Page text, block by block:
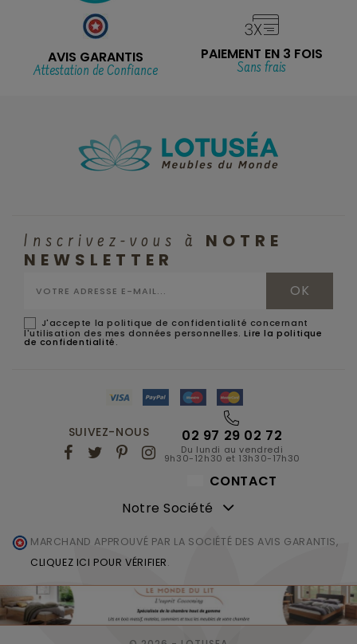
AVIS GARANTIS
Attestation de Confiance
PAIEMENT EN 3 FOIS
Sans frais
Inscrivez-vous à
NOTRE
NEWSLETTER
J'accepte la politique de confidentialité concernant
l'utilisation des mes données personnelles.Lire la politique
de confidentialité.
SUIVEZ-NOUS 02 97 29 02 72
Du lundi au vendredi
9h30-12h30 et 13h30-17h30
CONTACT
Notre Société
MARCHAND APPROUVÉ PAR LA SOCIÉTÉ DES AVIS GARANTIS,
CLIQUEZ ICI POUR VÉRIFIER.